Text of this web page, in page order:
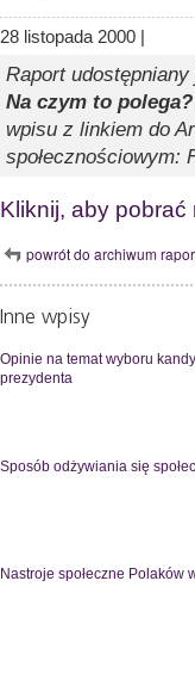
28 listopada 2000 |
Raport udostępniany
Na czym to polega?
wpisu z linkiem do
społecznościowym:
Kliknij, aby pobrać
powrót do archiwum
Inne wpisy
Opinie na temat wyboru
prezydenta
Sposób odżywiania się
Nastroje społeczne Polaków